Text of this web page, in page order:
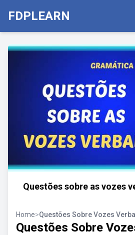
FDPLEARN
Questões sobre as vozes
Home>Questões Sobre Vozes
Questões Sobre